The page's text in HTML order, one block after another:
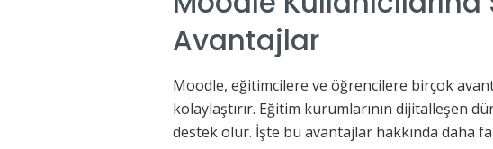
Avantajlar
Moodle, eğitimcilere ve öğrencilere birçok
kolaylaştırır. Eğitim kurumlarının dijitalleşen
destek olur. İşte bu avantajlar hakkında daha